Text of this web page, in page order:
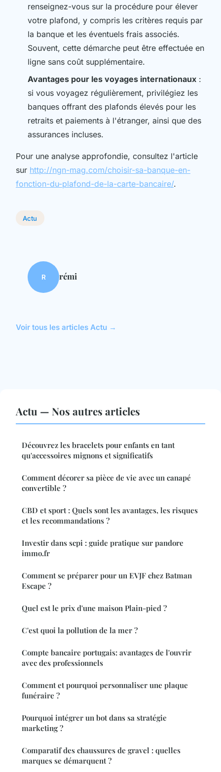
renseignez-vous sur la procédure pour élever
votre plafond, y compris les critères requis par
la banque et les éventuels frais associés.
Souvent, cette démarche peut être effectuée en
ligne sans coût supplémentaire.
Avantages pour les voyages internationaux :
si vous voyagez régulièrement, privilégiez les
banques offrant des plafonds élevés pour les
retraits et paiements à l'étranger, ainsi que des
assurances incluses.
Pour une analyse approfondie, consultez l'article
sur http://ngn-mag.com/choisir-sa-banque-en-
fonction-du-plafond-de-la-carte-bancaire/.
Actu
R rémi
Voir tous les articles Actu →
Actu — Nos autres articles
Découvrez les bracelets pour enfants en tant
qu'accessoires mignons et significatifs
Comment décorer sa pièce de vie avec un canapé
convertible ?
CBD et sport : Quels sont les avantages, les risques
et les recommandations ?
Investir dans scpi : guide pratique sur pandore
immo.fr
Comment se préparer pour un EVJF chez Batman
Escape ?
Quel est le prix d'une maison Plain-pied ?
C'est quoi la pollution de la mer ?
Compte bancaire portugais: avantages de l'ouvrir
avec des professionnels
Comment et pourquoi personnaliser une plaque
funéraire ?
Pourquoi intégrer un bot dans sa stratégie
marketing ?
Comparatif des chaussures de gravel : quelles
marques se démarquent ?